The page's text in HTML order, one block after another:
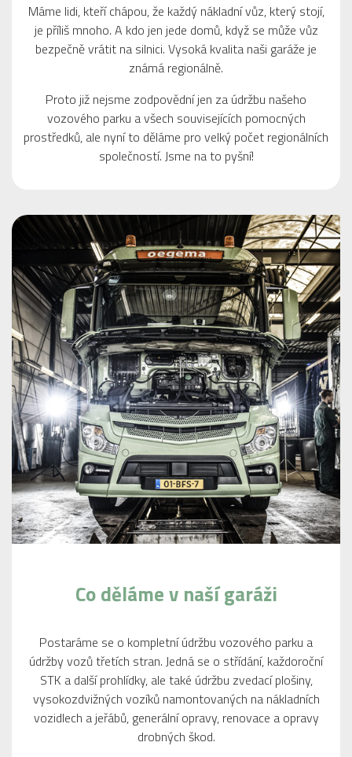
Máme lidi, kteří chápou, že každý nákladní vůz, který stojí,
je příliš mnoho. A kdo jen jede domů, když se může vůz
bezpečně vrátit na silnici. Vysoká kvalita naši garáže je
známá regionálně.
Proto již nejsme zodpovědní jen za údržbu našeho
vozového parku a všech souvisejících pomocných
prostředků, ale nyní to děláme pro velký počet regionálních
společností. Jsme na to pyšní!
Co děláme v naší garáži
Postaráme se o kompletní údržbu vozového parku a
údržby vozů třetích stran. Jedná se o střídání, každoroční
STK a další prohlídky, ale také údržbu zvedací plošiny,
vysokozdvižných vozíků namontovaných na nákladních
vozidlech a jeřábů, generální opravy, renovace a opravy
drobných škod.